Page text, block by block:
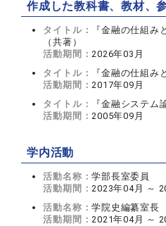
作成した教科書、教材、
タイトル：
『金融の仕組み
（共著）
活動期間：2026年03月
タイトル：
『金融の仕組み
活動期間：2017年09月
タイトル：
『金融システム
活動期間：2005年09月
学内活動
活動名称：学部長室委員
活動期間：2023年04月 ～
活動名称：学院史編纂室長
活動期間：2021年04月 ～